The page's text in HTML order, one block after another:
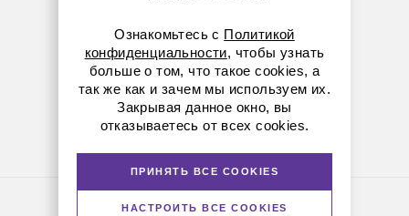
8 (800) 234-05-08
+7 (912) 658-76-06
Ознакомьтесь с Политикой
конфиденциальности, чтобы узнать
больше о том, что такое cookies, а
так же как и зачем мы используем их.
Закрывая данное окно, вы
отказываетесь от всех cookies.
ПРИНЯТЬ ВСЕ COOKIES
НАСТРОИТЬ ВСЕ COOKIES